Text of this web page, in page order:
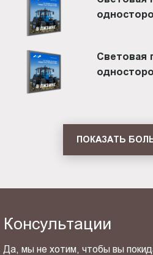
Световая
ПОКАЗАТЬ
Консультации
Да, мы не хотим, чтобы вы